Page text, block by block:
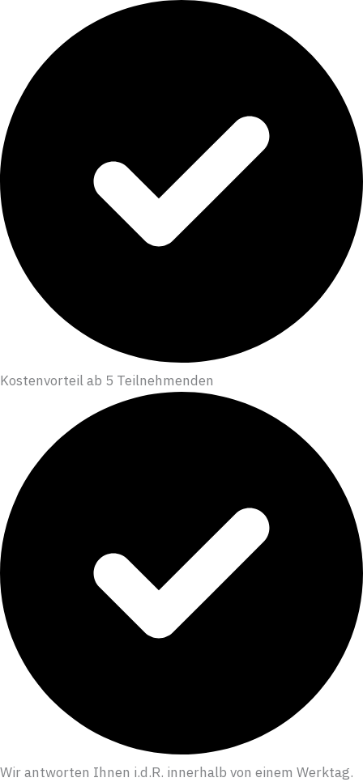
Kostenvorteil ab 5 Teilnehmenden
Wir antworten Ihnen i.d.R. innerhalb von einem Werktag.